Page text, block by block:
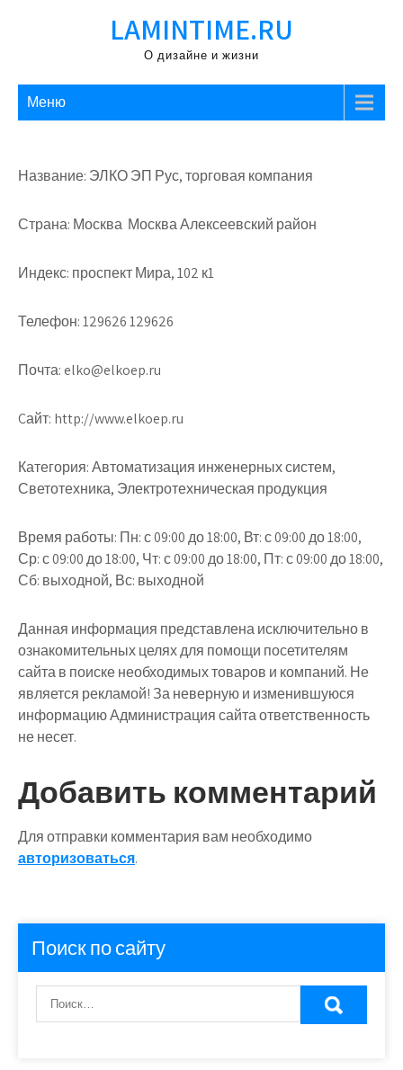
LAMINTIME.RU
О дизайне и жизни
Меню
Название: ЭЛКО ЭП Рус, торговая компания
Страна: Москва Москва Алексеевский район
Индекс: проспект Мира, 102 к1
Телефон: 129626 129626
Почта: elko@elkoep.ru
Cайт: http://www.elkoep.ru
Категория: Автоматизация инженерных систем,
Светотехника, Электротехническая продукция
Время работы: Пн: с 09:00 до 18:00, Вт: с 09:00 до 18:00,
Ср: с 09:00 до 18:00, Чт: с 09:00 до 18:00, Пт: с 09:00 до 18:00,
Сб: выходной, Вс: выходной
Данная информация представлена исключительно в
ознакомительных целях для помощи посетителям
сайта в поиске необходимых товаров и компаний. Не
является рекламой! За неверную и изменившуюся
информацию Администрация сайта ответственность
не несет.
Добавить комментарий
Для отправки комментария вам необходимо
авторизоваться.
Поиск по сайту